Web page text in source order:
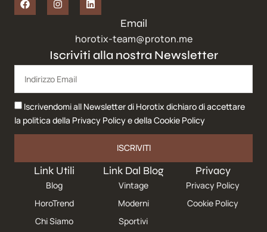
Link Utili
Blog
HoroTrend
Chi Siamo
Link Dal Blog
Vintage
Moderni
Sportivi
Privacy
Privacy Policy
Cookie Policy
Iscriviti alla nostra Newsletter
Iscrivendomi all Newsletter di Horotix dichiaro di accettare
la politica della Privacy Policye della Cookie Policy
ISCRIVITI
Email
horotix-team@proton.me